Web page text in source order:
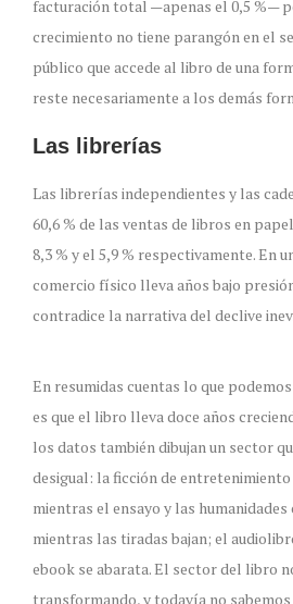
facturación total —apenas el 0,5 %—
crecimiento no tiene parangón en el
público que accede al libro de una
reste necesariamente a los demás
Las librerías
Las librerías independientes y las
60,6 % de las ventas de libros en
8,3 % y el 5,9 % respectivamente. En
comercio físico lleva años bajo
contradice la narrativa del declive
En resumidas cuentas lo que
es que el libro lleva doce años
los datos también dibujan un sector
desigual: la ficción de
mientras el ensayo y las humanidades
mientras las tiradas bajan; el
ebook se abarata. El sector del libro
transformando, y todavía no